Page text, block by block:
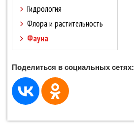
Гидрология
Флора и растительность
Фауна
Поделиться в социальных сетях: